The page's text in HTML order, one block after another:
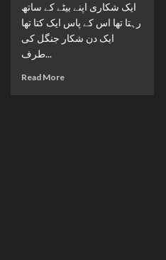
ایک شکاری اپنے بیٹے کے ساتھ
رہتا تھا اس کے پاس ایک کتا تھا
ایک دن شکار جنگل کی
طرف...
Read More